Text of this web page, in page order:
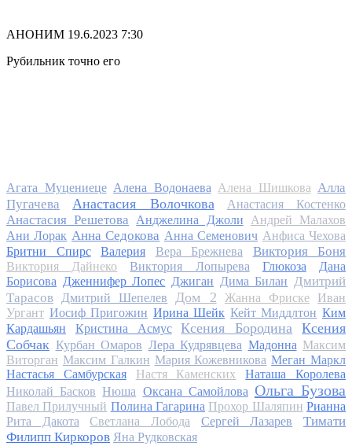
АНОНИМ 19.6.2023 7:30
Рубильник точно его
Агата Муцениеце Алена Водонаева Алена Шишкова Алла
Пугачева
Анастасия Волочкова Анастасия Костенко
Анастасия Решетова Анджелина Джоли
Андрей Малахов
Ани Лорак Анна Седокова Анна Семенович Анфиса Чехова
Бритни Спирс
Валерия Вера Брежнева Виктория Боня
Виктория Дайнеко Виктория Лопырева Глюкоза
Дана
Борисова Дженнифер Лопес Джиган Дима Билан Дмитрий
Тарасов
Дмитрий Шепелев Дом 2 Жанна Фриске
Иван
Ургант Иосиф Пригожин Ирина Шейк Кейт Миддлтон Ким
Кардашьян
Кристина Асмус Ксения Бородина
Ксения
Собчак Курбан Омаров Лера Кудрявцева Мадонна Максим
Виторган Максим Галкин Мария Кожевникова Меган Маркл
Настасья Самбурская
Настя Каменских
Наташа Королева
Николай Басков Нюша Оксана Самойлова Ольга Бузова
Павел Прилучный Полина Гагарина Прохор Шаляпин Рианна
Рита Дакота
Светлана Лобода Сергей Лазарев
Тимати
Филипп Киркоров Яна Рудковская